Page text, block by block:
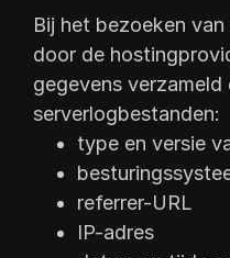
Bij het bezoeken
door de
gegevens verzameld
serverlogbestanden:
type en versie
referrer-URL
IP-adres